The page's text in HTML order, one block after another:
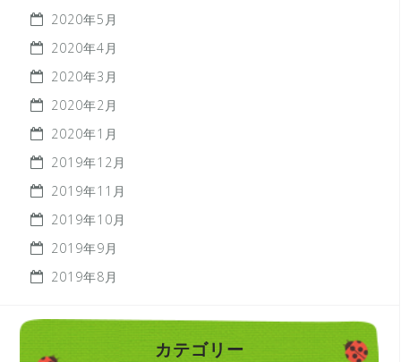
2020年5月
2020年4月
2020年3月
2020年2月
2020年1月
2019年12月
2019年11月
2019年10月
2019年9月
2019年8月
カテゴリー